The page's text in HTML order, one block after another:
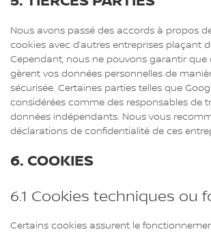
Nous avons passé des accords à propos
cookies avec d’autres entreprises plaçant
Cependant, nous ne pouvons garantir que
gèrent vos données personnelles de
sécurisée. Certaines parties telles que
considérées comme des responsables de
données indépendants. Nous vous
déclarations de confidentialité de ces
6. COOKIES
6.1 Cookies techniques ou
Certains cookies assurent le